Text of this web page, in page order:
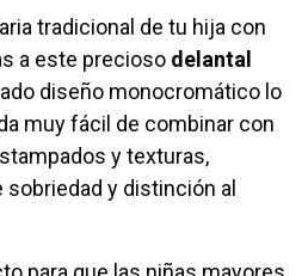
tradicional de tu hija con
a este precioso delantal
diseño monocromático lo
muy fácil de combinar con
y texturas,
y distinción al